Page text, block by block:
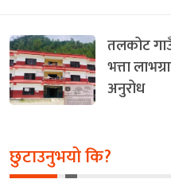
तलकोट
भत्ता
अनुरोध
छुटाउनुभयो कि?